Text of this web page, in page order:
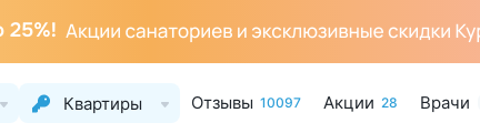
Квартиры Отзывы 10097 Акции 28 Врачи